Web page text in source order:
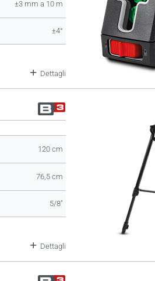
±3 mm a 10 m
±4°
Dettagli
120 cm
76,5 cm
5/8"
Dettagli